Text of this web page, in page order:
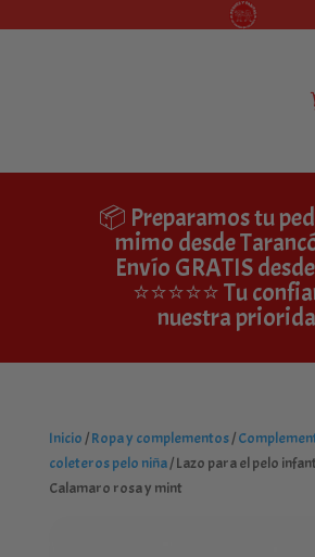
📦 Preparamos tu
mimo desde
Envío GRATIS
⭐⭐⭐⭐⭐ Tu
nuestra
Inicio /Ropa y complementos/
coleteros pelo niña/ Lazo para el pelo
Calamaro rosa y mint